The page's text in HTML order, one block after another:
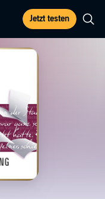
Jetzt testen